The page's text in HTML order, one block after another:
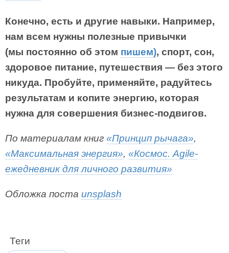
Конечно, есть и другие навыки. Например,
нам всем нужны полезные привычки
(мы постоянно об этом пишем), спорт, сон,
здоровое питание, путешествия — без этого
никуда. Пробуйте, применяйте, радуйтесь
результатам и копите энергию, которая
нужна для совершения бизнес-подвигов.
По материалам книг «Принцип рычага»,
«Максимальная энергия», «Космос. Agile-
ежедневник для личного развития»
Обложка поста unsplash
Теги